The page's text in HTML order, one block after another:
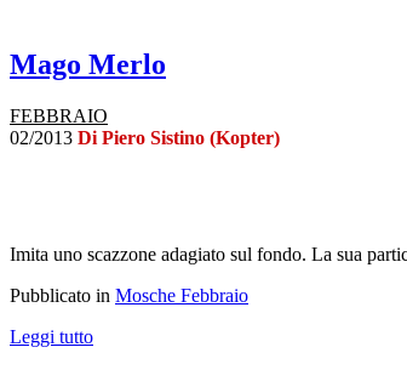
Mago Merlo
FEBBRAIO
02/2013 Di Piero Sistino (Kopter)
Imita uno scazzone adagiato sul fondo. La sua
Pubblicato in Mosche Febbraio
Leggi tutto